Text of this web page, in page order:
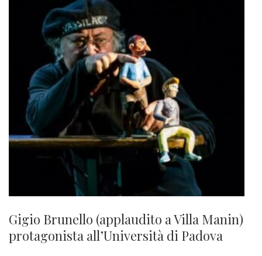
Gigio Brunello (applaudito a Villa Manin)
protagonista all’Università di Padova